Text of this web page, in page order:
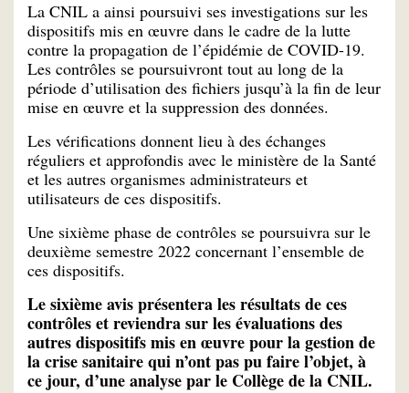
La CNIL a ainsi poursuivi ses investigations sur les
dispositifs mis en œuvre dans le cadre de la lutte
contre la propagation de l’épidémie de COVID-19.
Les contrôles se poursuivront tout au long de la
période d’utilisation des fichiers jusqu’à la fin de leur
mise en œuvre et la suppression des données.
Les vérifications donnent lieu à des échanges
réguliers et approfondis avec le ministère de la Santé
et les autres organismes administrateurs et
utilisateurs de ces dispositifs.
Une sixième phase de contrôles se poursuivra sur le
deuxième semestre 2022 concernant l’ensemble de
ces dispositifs.
Le sixième avis présentera les résultats de ces
contrôles et reviendra sur les évaluations des
autres dispositifs mis en œuvre pour la gestion de
la crise sanitaire qui n’ont pas pu faire l’objet, à
ce jour, d’une analyse par le Collège de la CNIL.